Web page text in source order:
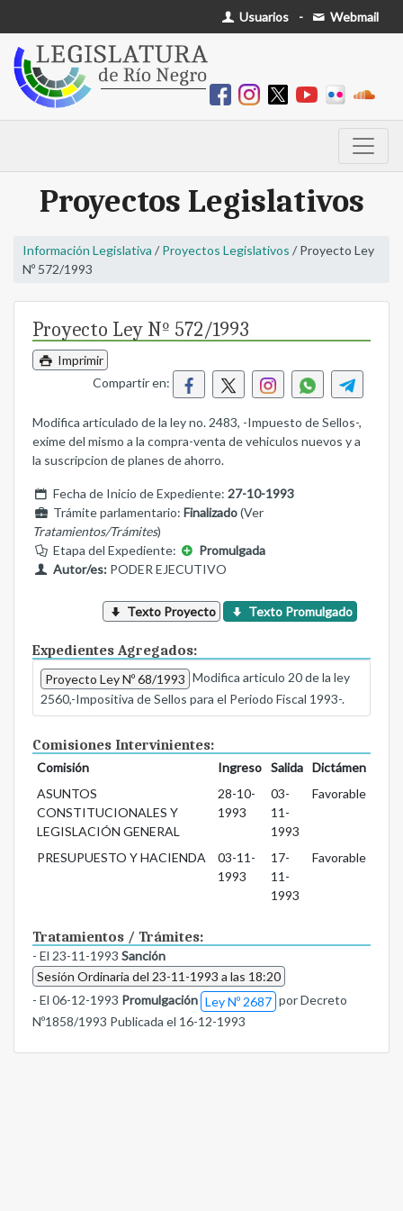
Usuarios - Webmail
Proyectos Legislativos
Información Legislativa / Proyectos Legislativos / Proyecto Ley
Nº 572/1993
Proyecto Ley Nº 572/1993
Imprimir
Compartir en:
Modifica articulado de la ley no. 2483, -Impuesto de Sellos-,
exime del mismo a la compra-venta de vehiculos nuevos y a
la suscripcion de planes de ahorro.
Fecha de Inicio de Expediente: 27-10-1993
Trámite parlamentario: Finalizado(Ver
Tratamientos/Trámites)
Etapa del Expediente:
Promulgada
Autor/es:PODER EJECUTIVO
Texto Proyecto Texto Promulgado
Expedientes Agregados:
Proyecto Ley Nº 68/1993 Modifica articulo 20 de la ley
2560,-Impositiva de Sellos para el Periodo Fiscal 1993-.
Comisiones Intervinientes:
Comisión Ingreso Salida
Dictámen
ASUNTOS
CONSTITUCIONALES Y
LEGISLACIÓN GENERAL
28-10-
1993
03-
11-
1993
Favorable
PRESUPUESTO Y HACIENDA
03-11-
1993
17-
11-
1993
Favorable
Tratamientos / Trámites:
- El 23-11-1993 Sanción
Sesión Ordinaria del 23-11-1993 a las 18:20
- El 06-12-1993 Promulgación Ley Nº 2687 por Decreto
Nº1858/1993 Publicada el 16-12-1993